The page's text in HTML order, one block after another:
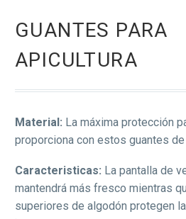
GUANTES PARA
APICULTURA
Material: La máxima protección
proporciona con estos guantes
Caracteristicas: La pantalla de
mantendrá más fresco mientras
superiores de algodón protegen